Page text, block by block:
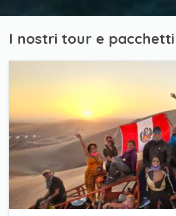
I nostri tour e pacchetti